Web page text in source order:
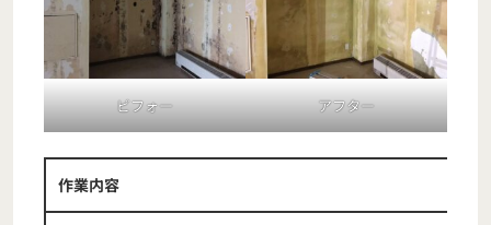
ビフォー アフター
作業内容